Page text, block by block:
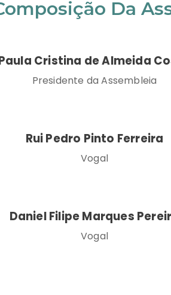
Da
Cristina de Almeida
Presidente da Assembleia
Rui Pedro Pinto Ferreira
Vogal
Daniel Filipe Marques
Vogal